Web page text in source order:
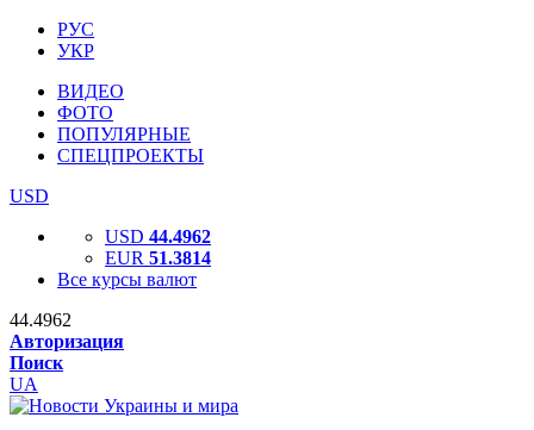
РУС
УКР
ВИДЕО
ФОТО
ПОПУЛЯРНЫЕ
СПЕЦПРОЕКТЫ
USD
USD 44.4962
EUR 51.3814
Все курсы валют
44.4962
Авторизация
Поиск
UA